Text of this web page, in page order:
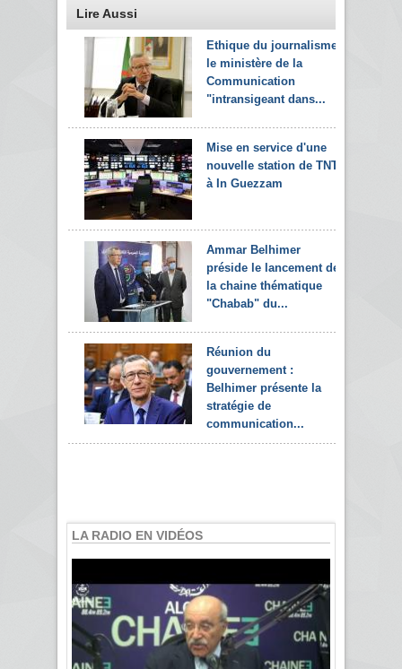
Lire Aussi
Ethique du journalisme:
le ministère de la
Communication
"intransigeant dans...
Mise en service d'une
nouvelle station de TNT
à In Guezzam
Ammar Belhimer
préside le lancement de
la chaine thématique
"Chabab" du...
Réunion du
gouvernement :
Belhimer présente la
stratégie de
communication...
LA RADIO EN VIDÉOS